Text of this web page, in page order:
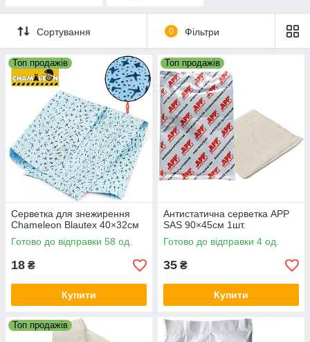
Сортування 0 Фільтри
Топ продажів
Серветка для знежирення
Chameleon Blautex 40×32см
Готово до відправки 58 од.
18 ₴
Купити
Топ продажів
Антистатична серветка APP
SAS 90×45см 1шт.
Готово до відправки 4 од.
35 ₴
Купити
Топ продажів